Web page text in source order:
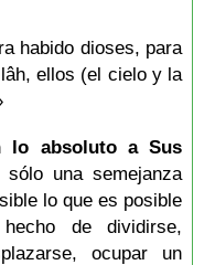
habido dioses, para
ellos (el cielo y la
lo absoluto a Sus
una semejanza
lo que es posible
de dividirse,
ocupar un